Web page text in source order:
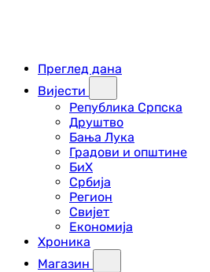
Преглед дана
Вијести
Република Српска
Друштво
Бања Лука
Градови и општине
БиХ
Србија
Регион
Свијет
Економија
Хроника
Магазин